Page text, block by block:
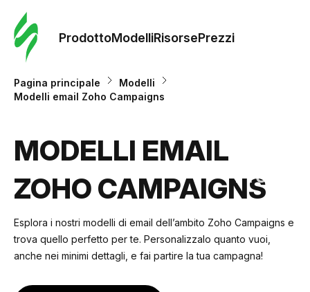
ProdottoModelliRisorsePrezzi
Prezzi
Pagina principale
Modelli
Modelli email Zoho Campaigns
MODELLI EMAIL
ZOHO CAMPAIGNS
Esplora i nostri modelli di email dell’ambito Zoho Campaigns e
trova quello perfetto per te. Personalizzalo quanto vuoi,
anche nei minimi dettagli, e fai partire la tua campagna!